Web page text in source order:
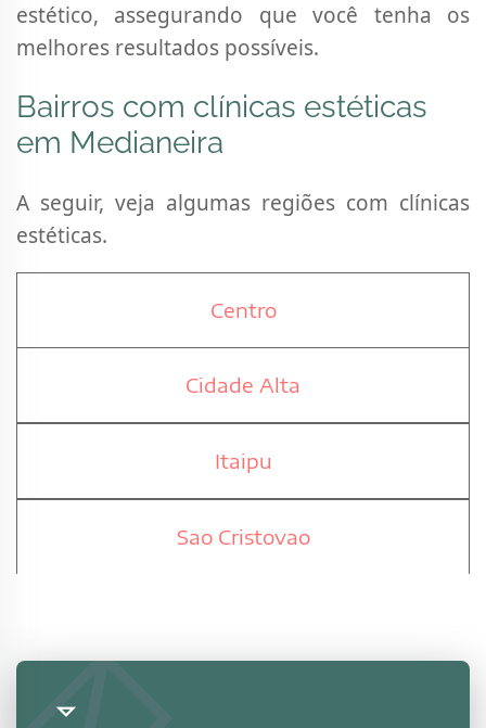
estético, assegurando que você tenha os
melhores resultados possíveis.
Bairros com clínicas estéticas
em Medianeira
A seguir, veja algumas regiões com clínicas
estéticas.
Centro
Cidade Alta
Itaipu
Sao Cristovao